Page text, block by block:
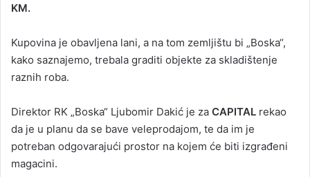
e
m
l
KM.
Kupovina je obavljena lani, a na tom zemljištu bi „Boska“,
kako saznajemo, trebala graditi objekte za skladištenje
raznih roba.
Direktor RK „Boska“ Ljubomir Dakić je za CAPITAL rekao
da je u planu da se bave veleprodajom, te da im je
potreban odgovarajući prostor na kojem će biti izgrađeni
magacini.